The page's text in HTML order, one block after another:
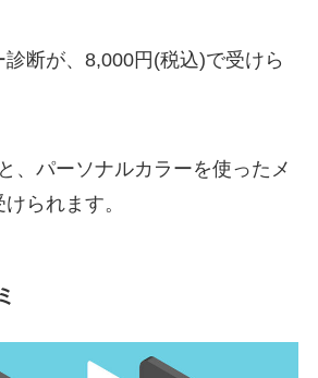
断が、8,000円(税込)で受けら
、パーソナルカラーを使ったメ
られます。